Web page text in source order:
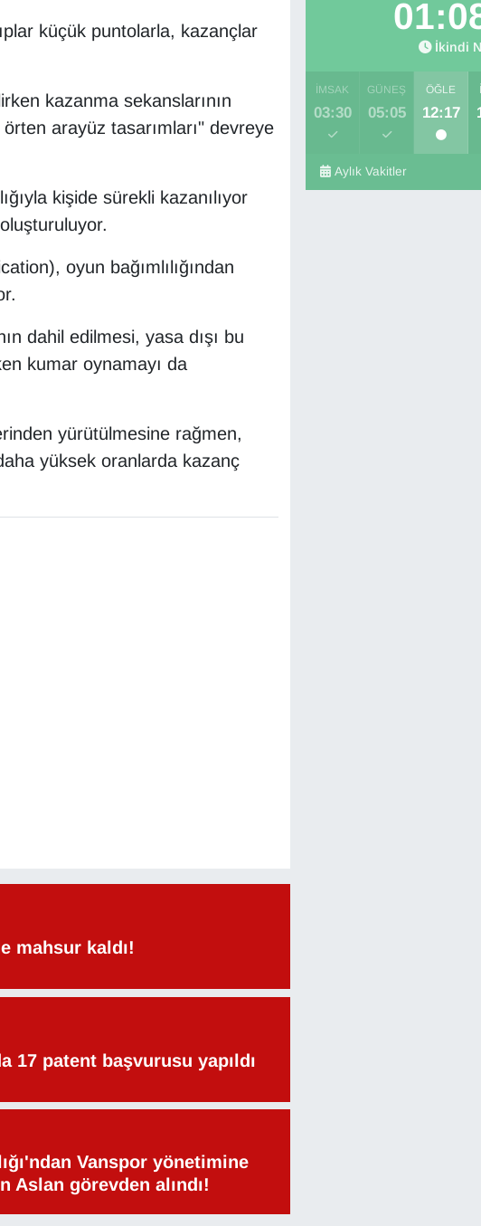
küçük puntolarla, kazançlar
kazanma sekanslarının
arayüz tasarımları" devreye
kişide sürekli kazanılıyor
oyun bağımlılığından
dahil edilmesi, yasa dışı bu
kumar oynamayı da
yürütülmesine rağmen,
yüksek oranlarda kazanç
mahsur kaldı!
17 patent başvurusu yapıldı
Vanspor yönetimine
Aslan görevden alındı!
İkindi
İMSAK
03:30
GÜNEŞ
05:05
ÖĞLE
12:17
Aylık Vakitler